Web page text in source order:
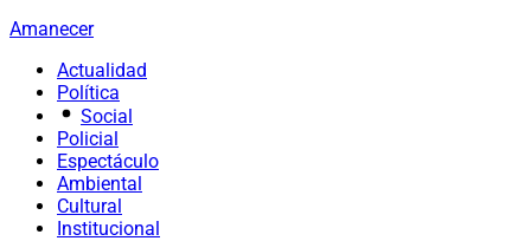
Amanecer
Actualidad
Política
Social
Policial
Espectáculo
Ambiental
Cultural
Institucional